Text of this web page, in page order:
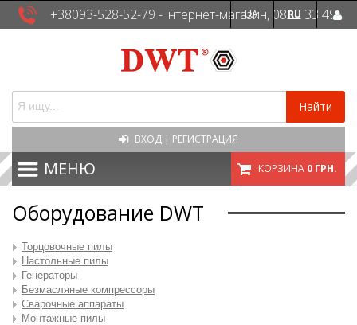
+38093-528-52-79 - інтернет-магазин, 0800 33 49
UA RU
Найти
ВХОД | РЕГИСТРАЦИЯ
МЕНЮ КОРЗИНА 0 ГРН.
Оборудование DWT
Торцовочные пилы
Настольные пилы
Генераторы
Безмасляные компрессоры
Сварочные аппараты
Монтажные пилы